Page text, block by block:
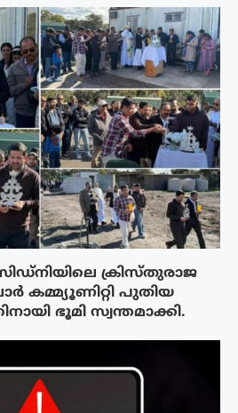
ക്രിസ്‌തുരാജ
കമ്മ്യൂണിറ്റി പുതിയ
ഭൂമി സ്വന്തമാക്കി.